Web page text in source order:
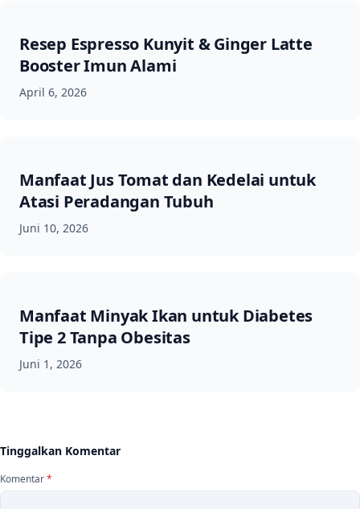
Resep Espresso Kunyit & Ginger Latte
Booster Imun Alami
April 6, 2026
Manfaat Jus Tomat dan Kedelai untuk
Atasi Peradangan Tubuh
Juni 10, 2026
Manfaat Minyak Ikan untuk Diabetes
Tipe 2 Tanpa Obesitas
Juni 1, 2026
Tinggalkan Komentar
Komentar*